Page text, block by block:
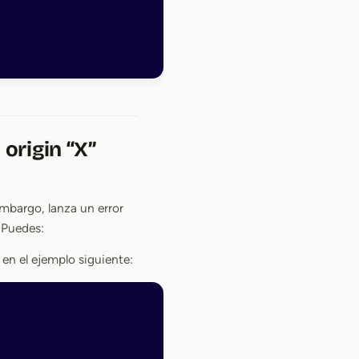
“X”
lanza un error
el ejemplo siguiente: